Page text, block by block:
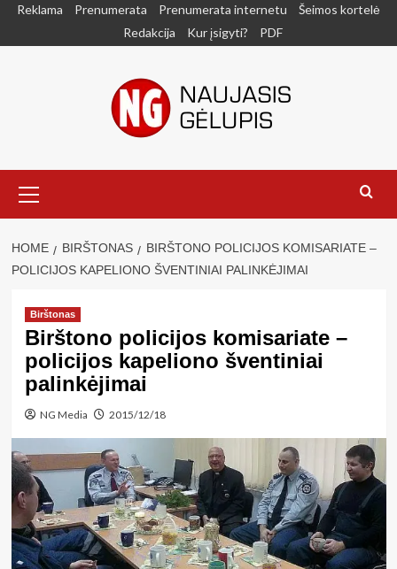
SkipReklama Prenumerata Prenumerata internetu
Šeimos kortelė
Redakcija
Kur įsigyti? PDF
Menu
HOME BIRŠTONAS
BIRŠTONO POLICIJOS KOMISARIATE –
POLICIJOS KAPELIONO ŠVENTINIAI PALINKĖJIMAI
Birštonas
Birštono policijos komisariate –
policijos kapeliono šventiniai
palinkėjimai
NG Media 2015/12/18